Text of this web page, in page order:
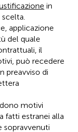
in
applicazione
del quale
il
può recedere
preavviso di
motivi
fatti estranei alla
sopravvenuti